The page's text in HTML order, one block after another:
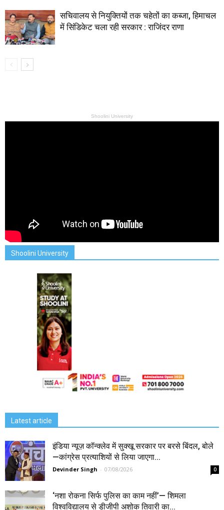
सचिवालय से नियुक्तियों तक चहेतों का कब्जा, हिमाचल
में सिंडिकेट चला रही सरकार : राजिंदर राणा
Shoolini University
Shoolini University
Latest article
इंडिया न्यूज़ कॉन्क्लेव में सुक्खू सरकार पर बरसे बिंदल, बोले
—कांग्रेस प्रत्याशियों से लिया जाएगा...
Devinder Singh - 07/08/2026 0
‘नशा रोकना सिर्फ पुलिस का काम नहीं’— शिमला
विश्वविद्यालय से डीजीपी अशोक तिवारी का...